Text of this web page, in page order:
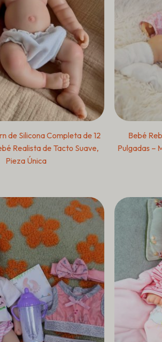
de Silicona Completa de 12
Realista de Tacto Suave,
Pieza Única
Bebé
Pulgadas –